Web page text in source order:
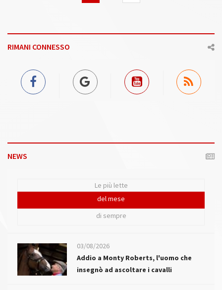
RIMANI CONNESSO
NEWS
Le più lette
del mese
di sempre
03/08/2026
Addio a Monty Roberts, l'uomo che
insegnò ad ascoltare i cavalli